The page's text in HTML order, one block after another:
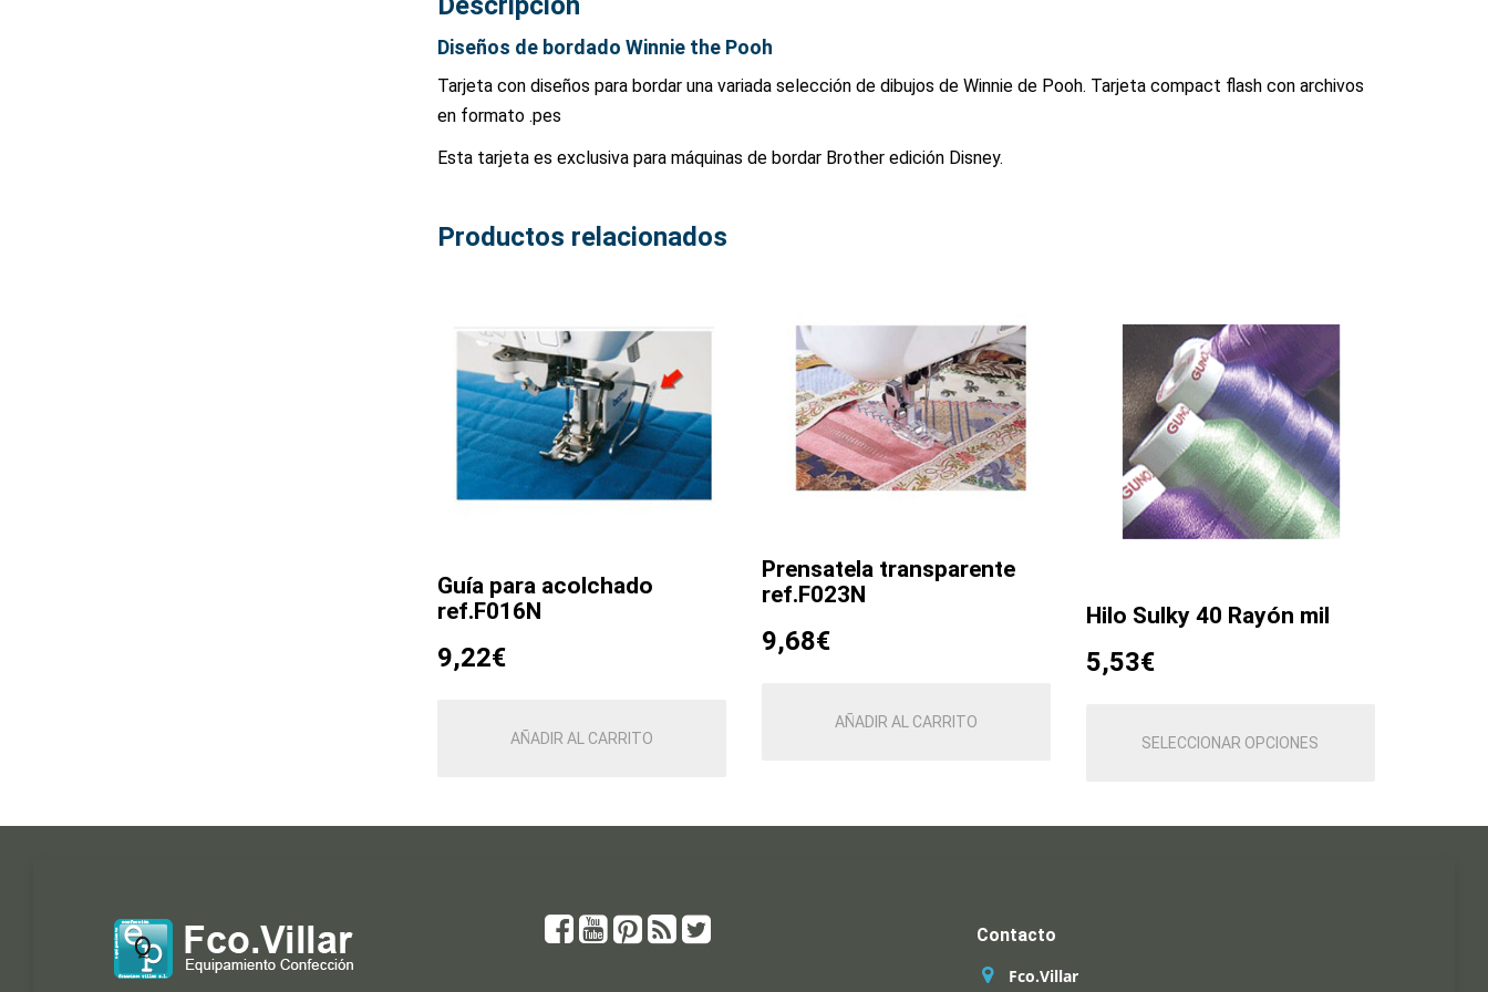
Diseños de bordado Winnie the Pooh
Tarjeta con diseños para bordar una variada selección de dibujos de Winnie de Pooh. Tarjeta compact flash con archivos
en formato .pes
Esta tarjeta es exclusiva para máquinas de bordar Brother edición Disney.
Productos relacionados
Guía para acolchado
ref.F016N
9,22€
AÑADIR AL CARRITO
Prensatela transparente
ref.F023N
9,68€
AÑADIR AL CARRITO
Hilo Sulky 40 Rayón mil
5,53€
SELECCIONAR OPCIONES
Contacto
Fco.Villar